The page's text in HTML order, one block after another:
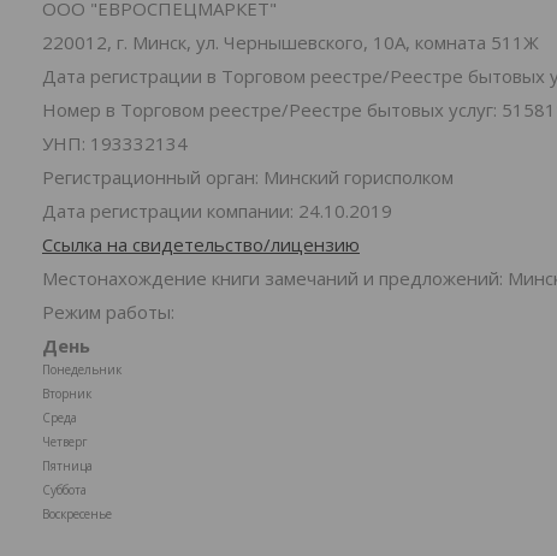
ООО "ЕВРОСПЕЦМАРКЕТ"
220012, г. Минск, ул. Чернышевского, 10А, комната 511Ж
Дата регистрации в Торговом реестре/Реестре бытовых
Номер в Торговом реестре/Реестре бытовых услуг:
УНП: 193332134
Регистрационный орган: Минский горисполком
Дата регистрации компании: 24.10.2019
Ссылка на свидетельство/лицензию
Местонахождение книги замечаний и предложений:
Режим работы:
День
Понедельник
Вторник
Среда
Четверг
Пятница
Суббота
Воскресенье